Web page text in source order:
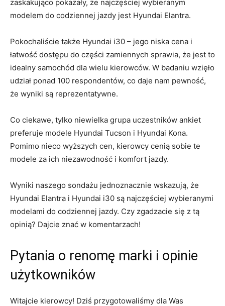
zaskakująco pokazały, ⁤że najczęściej wybieranym
modelem do codziennej jazdy jest Hyundai Elantra.
Pokochaliście także Hyundai i30 – jego niska cena‌ i
łatwość⁤ dostępu do części ⁤zamiennych sprawia, że jest to
idealny samochód dla wielu kierowców. W badaniu ‌wzięło
udział ⁣ponad 100⁤ respondentów,⁤ co daje nam pewność,
że wyniki są reprezentatywne.
Co ciekawe, tylko niewielka grupa uczestników ankiet
preferuje modele Hyundai Tucson ⁢i Hyundai Kona.
Pomimo nieco wyższych cen, kierowcy cenią sobie te
modele za ich niezawodność i ⁤komfort jazdy.
Wyniki naszego sondażu jednoznacznie wskazują, że
Hyundai Elantra i Hyundai ⁢i30 są ⁣najczęściej wybieranymi
modelami do codziennej jazdy. Czy zgadzacie się z tą
opinią?‌ Dajcie znać w komentarzach!
Pytania o renomę marki i​ opinie
użytkowników
Witajcie kierowcy! Dziś przygotowaliśmy dla Was